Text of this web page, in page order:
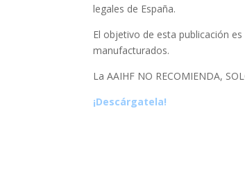
legales de España.
El objetivo de esta publicación
manufacturados.
La AAIHF NO RECOMIENDA,
¡Descárgatela!